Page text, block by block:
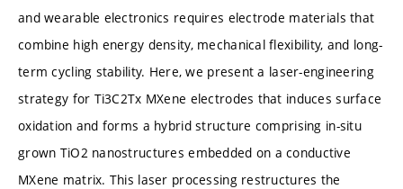
and wearable electronics requires electrode materials that
combine high energy density, mechanical flexibility, and long-
term cycling stability. Here, we present a laser-engineering
strategy for Ti3C2Tx MXene electrodes that induces surface
oxidation and forms a hybrid structure comprising in-situ
grown TiO2 nanostructures embedded on a conductive
MXene matrix. This laser processing restructures the